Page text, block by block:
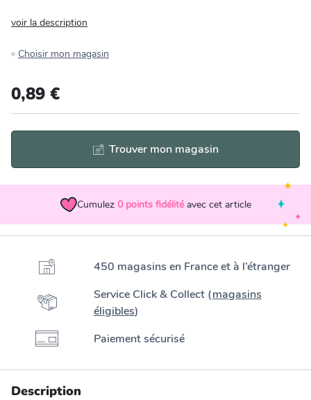
voir la description
Choisir mon magasin
0,89 €
Trouver mon magasin
Cumulez 0 points fidélité avec cet article
450 magasins en France et à l’étranger
Service Click & Collect (magasins
éligibles)
Paiement sécurisé
Description